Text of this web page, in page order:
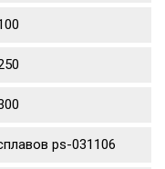
ps-031106